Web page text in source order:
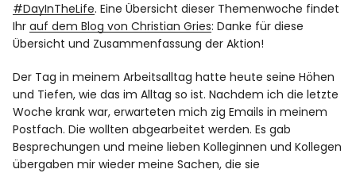
Über mich
#DayInTheLife. Eine Übersicht dieser Themenwoche findet
Ihrauf dem Blog von Christian Gries: Danke für diese
Übersicht und Zusammenfassung der Aktion!
Der Tag in meinem Arbeitsalltag hatte heute seine Höhen
und Tiefen, wie das im Alltag so ist. Nachdem ich die letzte
Woche krank war, erwarteten mich zig Emails in meinem
Postfach. Die wollten abgearbeitet werden. Es gab
Besprechungen und meine lieben Kolleginnen und Kollegen
übergaben mir wieder meine Sachen, die sie